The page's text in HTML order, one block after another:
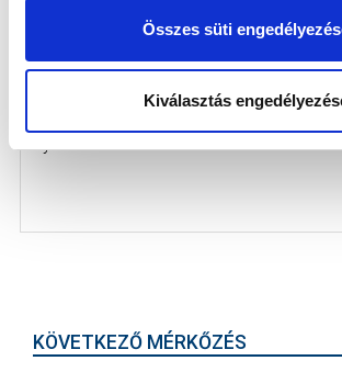
Összes süti
Kiválasztás
HORVÁTH ÁDÁM: „SZÜKSÉG
ÉVRE, AHOL SZOKNI TUDJÁK
FOCIT” (LAPSZEMLE)
NB III-as csapatunk vezetőedzője a
KÖVETKEZŐ MÉRKŐZÉS